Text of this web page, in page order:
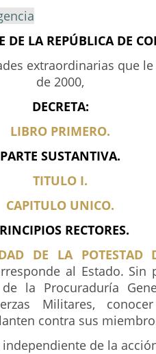
DE LA REPÚBLICA DE
extraordinarias que
de 2000,
DECRETA:
LIBRO PRIMERO.
PARTE SUSTANTIVA.
TITULO I.
CAPITULO UNICO.
RECTORES.
DE LA POTESTAD
al Estado. Sin
la Procuraduría
Militares,
contra sus
de la